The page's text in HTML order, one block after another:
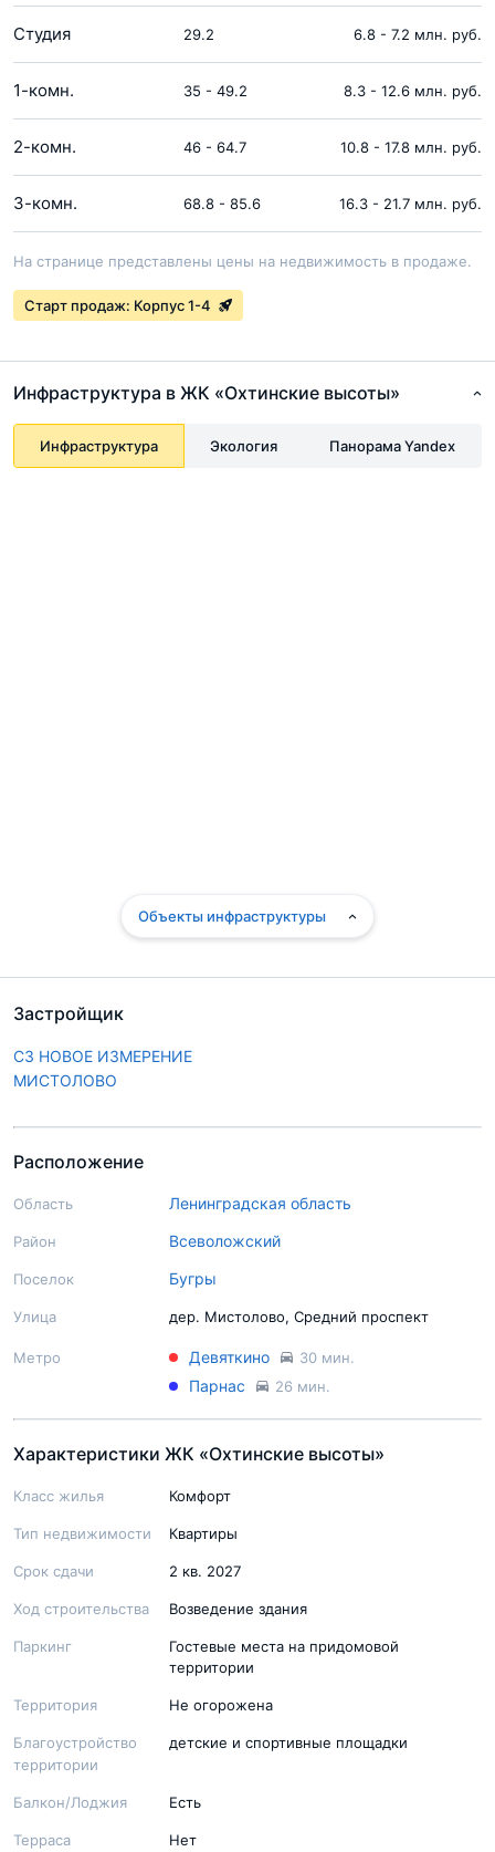
Студия 29.2 6.8 - 7.2 млн. руб.
1-комн. 35 - 49.2 8.3 - 12.6 млн. руб.
2-комн. 46 - 64.7 10.8 - 17.8 млн. руб.
3-комн. 68.8 - 85.6 16.3 - 21.7 млн. руб.
На странице представлены цены на недвижимость в продаже.
Старт продаж: Корпус 1-4
Застройщик
СЗ НОВОЕ ИЗМЕРЕНИЕ
МИСТОЛОВО
Расположение
Область Ленинградская область
Район Всеволожский
Поселок Бугры
Улица дер. Мистолово, Средний проспект
Метро Девяткино 30 мин.
Парнас 26 мин.
Характеристики ЖК «Охтинские высоты»
Класс жилья Комфорт
Тип недвижимости Квартиры
Срок сдачи 2 кв. 2027
Ход строительства Возведение здания
Паркинг
Гостевые места на придомовой
территории
Территория Не огорожена
Благоустройство
территории
детские и спортивные площадки
Балкон/Лоджия Есть
Терраса Нет
Инфраструктура в ЖК «Охтинские высоты»
Инфраструктура Экология Панорама Yandex
Объекты инфраструктуры